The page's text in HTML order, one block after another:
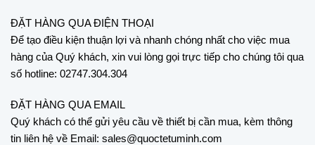
ĐẶT HÀNG QUA ĐIỆN THOẠI
Để tạo điều kiện thuận lợi và nhanh chóng nhất cho việc mua
hàng của Quý khách, xin vui lòng gọi trực tiếp cho chúng tôi qua
số hotline: 02747.304.304
ĐẶT HÀNG QUA EMAIL
Quý khách có thể gửi yêu cầu về thiết bị cần mua, kèm thông
tin liên hệ về Email: sales@quoctetuminh.com